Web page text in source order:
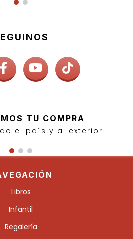
TU COMPRA
el país y al exterior
Libros
Infantil
Regalería